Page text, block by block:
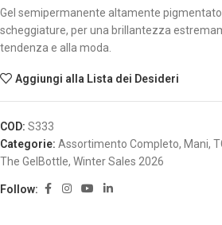
Gel semipermanente altamente
scheggiature, per una brillantezza
tendenza e alla moda.
Aggiungi alla Lista dei Desideri
COD: S333
Categorie: Assortimento Completo, Mani,
The GelBottle, Winter Sales 2026
Follow: